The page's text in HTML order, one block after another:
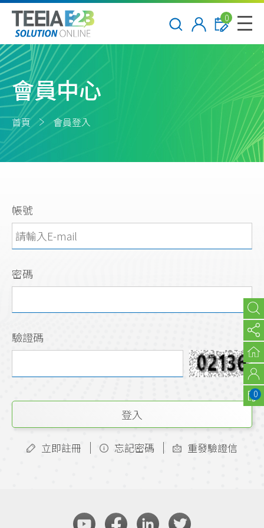
0
會員中心
首頁 會員登入
帳號
密碼
驗證碼
登入
立即註冊 忘記密碼 重發驗證信
0